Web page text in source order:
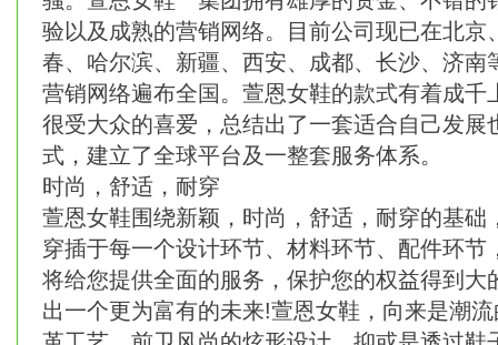
验以及成熟的营销网络。目前公司现已在北京
春、哈尔滨、新疆、西安、成都、长沙、济南
营销网络遍布全国。萱恩女鞋的款式有着成千
很受大众的喜爱，总结出了一套适合自己发展
式，建立了全球平台及一整套服务体系。
时尚，舒适，耐穿
萱恩女鞋围绕新颖，时尚，舒适，耐穿的基础
穿插于每一个设计环节、材料环节、配件环节
将给您提供全面的服务，保护您的权益得到大
出一个更为富有的未来!萱恩女鞋，向来是潮